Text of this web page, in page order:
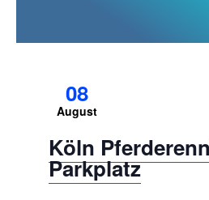
08
August
Köln
Parkplatz